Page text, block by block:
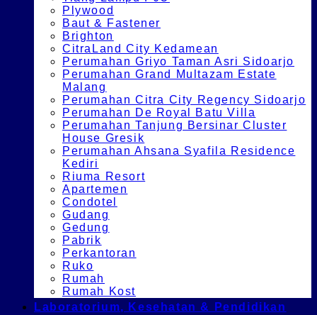
Plywood
Baut & Fastener
Brighton
CitraLand City Kedamean
Perumahan Griyo Taman Asri Sidoarjo
Perumahan Grand Multazam Estate
Malang
Perumahan Citra City Regency Sidoarjo
Perumahan De Royal Batu Villa
Perumahan Tanjung Bersinar Cluster
House Gresik
Perumahan Ahsana Syafila Residence
Kediri
Riuma Resort
Apartemen
Condotel
Gudang
Gedung
Pabrik
Perkantoran
Ruko
Rumah
Rumah Kost
Laboratorium, Kesehatan & Pendidikan